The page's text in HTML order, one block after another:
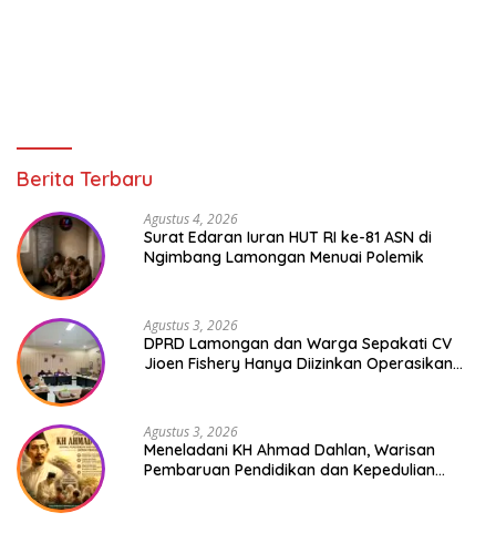
Berita Terbaru
Agustus 4, 2026
Surat Edaran Iuran HUT RI ke-81 ASN di
Ngimbang Lamongan Menuai Polemik
Agustus 3, 2026
DPRD Lamongan dan Warga Sepakati CV
Jioen Fishery Hanya Diizinkan Operasikan
Agustus 3, 2026
Meneladani KH Ahmad Dahlan, Warisan
Pembaruan Pendidikan dan Kepedulian